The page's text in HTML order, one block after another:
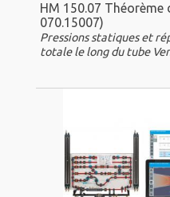
HM 150.07 Théorème
070.15007)
Pressions statiques et
totale le long du tube